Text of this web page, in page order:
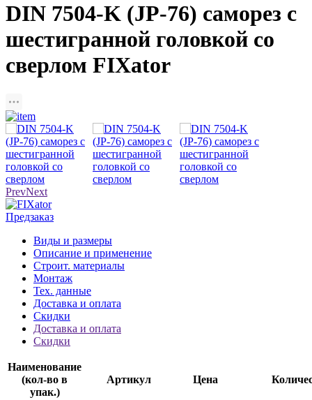
DIN 7504-K (JP-76) саморез с
шестигранной головкой со
сверлом FIXator
PrevNext
Предзаказ
Виды и размеры
Описание и применение
Строит. материалы
Монтаж
Тех. данные
Доставка и оплата
Скидки
Доставка и оплата
Скидки
Наименование
(кол-во в
упак.)
Артикул Цена